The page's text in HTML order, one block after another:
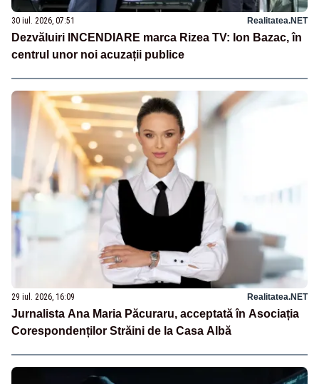
30 iul. 2026, 07:51 Realitatea.NET
Dezvăluiri INCENDIARE marca Rizea TV: Ion Bazac, în
centrul unor noi acuzații publice
29 iul. 2026, 16:09 Realitatea.NET
Jurnalista Ana Maria Păcuraru, acceptată în Asociația
Corespondenților Străini de la Casa Albă